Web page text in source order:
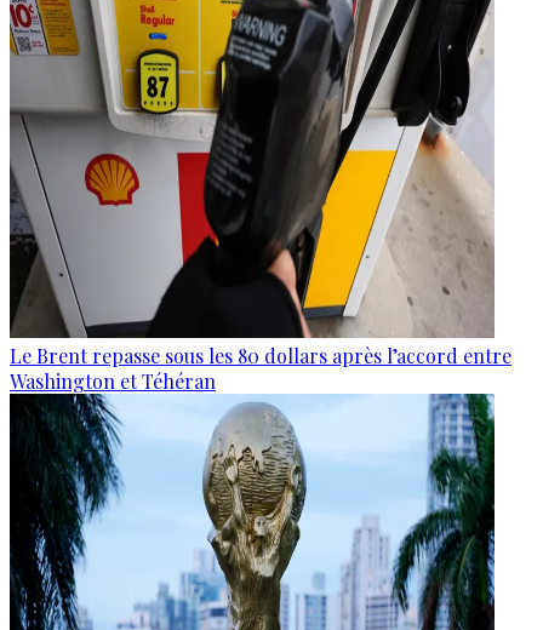
Le Brent repasse sous les 80 dollars après l’accord entre
Washington et Téhéran